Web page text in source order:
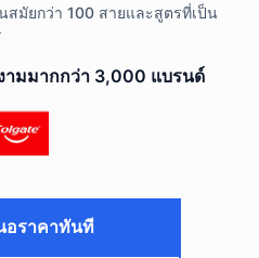
สมัยกว่า 100 สายและสูตรที่เป็น
ามมากกว่า 3,000 แบรนด์
อราคาทันที